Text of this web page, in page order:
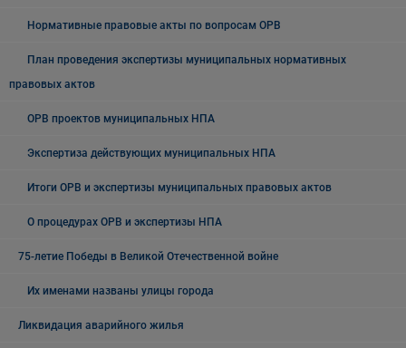
Нормативные правовые акты по вопросам ОРВ
План проведения экспертизы муниципальных нормативных
правовых актов
ОРВ проектов муниципальных НПА
Экспертиза действующих муниципальных НПА
Итоги ОРВ и экспертизы муниципальных правовых актов
О процедурах ОРВ и экспертизы НПА
75-летие Победы в Великой Отечественной войне
Их именами названы улицы города
Ликвидация аварийного жилья